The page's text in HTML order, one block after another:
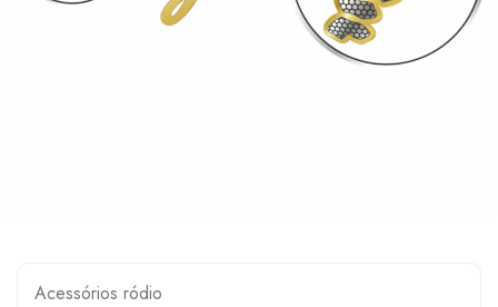
Acessórios ródio